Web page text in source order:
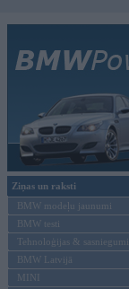
Ziņas un raksti
BMW modeļu jaunumi
BMW testi
Tehnoloģijas & sasniegumi
BMW Latvijā
MINI